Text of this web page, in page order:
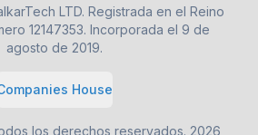
LTD. Registrada en el Reino
12147353. Incorporada el 9 de
agosto de 2019.
House
los derechos reservados. 2026